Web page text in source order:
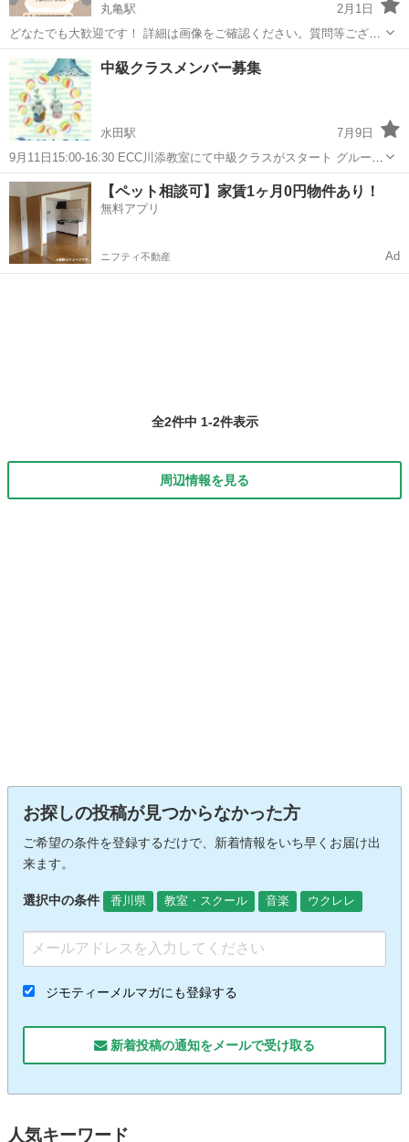
丸亀駅
2月1日
どなたでも大歓迎です！ 詳細は画像をご確認ください。質問等ござい
ましたら、お気軽に連絡してください！！
香川 丸亀市 丸亀駅 無料
中級クラスメンバー募集
水田駅
7月9日
9月11日15:00-16:30 ECC川添教室にて中級クラスがスタート グループ
レッスン（定員4名） 一回2500円 イベントや発表会に積極的に参加し
ていくクラスになります 音楽理論をしっかりと学びながら、ディー...
香川 高松市 水田駅 ウクレレ クラス
【ペット相談可】家賃1ヶ月0円物件あり！
無料アプリ
ニフティ不動産 Ad
全2件中 1-2件表示
周辺情報を見る
お探しの投稿が見つからなかった方
ご希望の条件を登録するだけで、新着情報をいち早くお届け出
来ます。
選択中の条件 香川県 教室・スクール 音楽 ウクレレ
ジモティーメルマガにも登録する
新着投稿の通知をメールで受け取る
人気キーワード